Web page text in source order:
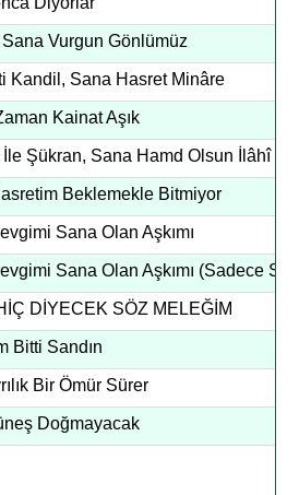
Vurgun Gönlümüz
Kandil, Sana Hasret Minâre
Kainat Aşık
Şükran, Sana Hamd Olsun İlâhî
Beklemekle Bitmiyor
Sana Olan Aşkımı
Sana Olan Aşkımı (Sadece
DİYECEK SÖZ MELEĞİM
Bitti Sandın
Bir Ömür Sürer
Doğmayacak